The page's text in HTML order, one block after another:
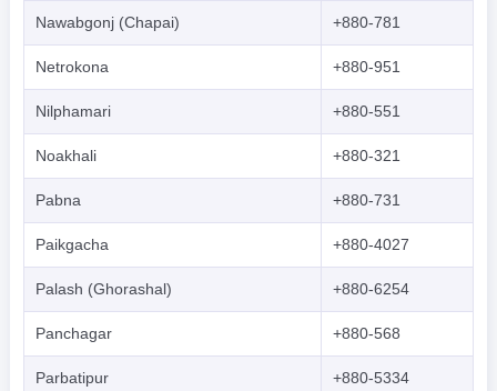
Nawabgonj (Chapai) +880-781
Netrokona +880-951
Nilphamari +880-551
Noakhali +880-321
Pabna +880-731
Paikgacha +880-4027
Palash (Ghorashal) +880-6254
Panchagar +880-568
Parbatipur +880-5334